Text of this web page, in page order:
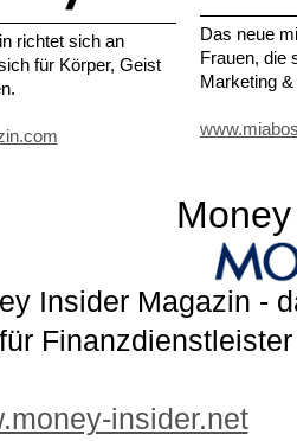
richtet sich an
für Körper, Geist
Das neue
Frauen, die
Marketing
Insider Magazin -
insider.net